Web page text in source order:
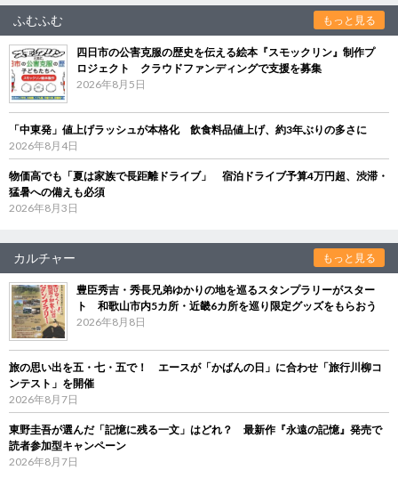
ふむふむ もっと見る
四日市の公害克服の歴史を伝える絵本『スモックリン』制作プ
ロジェクト クラウドファンディングで支援を募集
2026年8月5日
「中東発」値上げラッシュが本格化 飲食料品値上げ、約3年ぶりの多さに
2026年8月4日
物価高でも「夏は家族で長距離ドライブ」 宿泊ドライブ予算4万円超、渋滞・
猛暑への備えも必須
2026年8月3日
カルチャー もっと見る
豊臣秀吉・秀長兄弟ゆかりの地を巡るスタンプラリーがスター
ト 和歌山市内5カ所・近畿6カ所を巡り限定グッズをもらおう
2026年8月8日
旅の思い出を五・七・五で！ エースが「かばんの日」に合わせ「旅行川柳コ
ンテスト」を開催
2026年8月7日
東野圭吾が選んだ「記憶に残る一文」はどれ？ 最新作『永遠の記憶』発売で
読者参加型キャンペーン
2026年8月7日